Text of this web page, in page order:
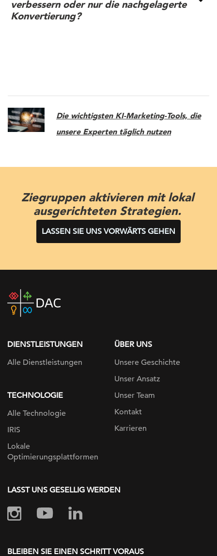
verbessern oder nur die nachgelagerte
Konvertierung?
Die wichtigsten KI-Marketing-Tools, die
unsere Experten täglich nutzen
Ziegruppen aktivieren mit lokal
ausgerichteten Strategien.
LASSEN SIE UNS VORWÄRTS GEHEN
DAC
home
DIENSTLEISTUNGEN
Alle Dienstleistungen
TECHNOLOGIE
Alle Technologie
IRIS
Lokale
Optimierungsplattformen
ÜBER UNS
Unsere Geschichte
Unser Ansatz
Unser Team
Kontakt
Karrieren
LASST UNS GESELLIG WERDEN
BLEIBEN SIE EINEN SCHRITT VORAUS